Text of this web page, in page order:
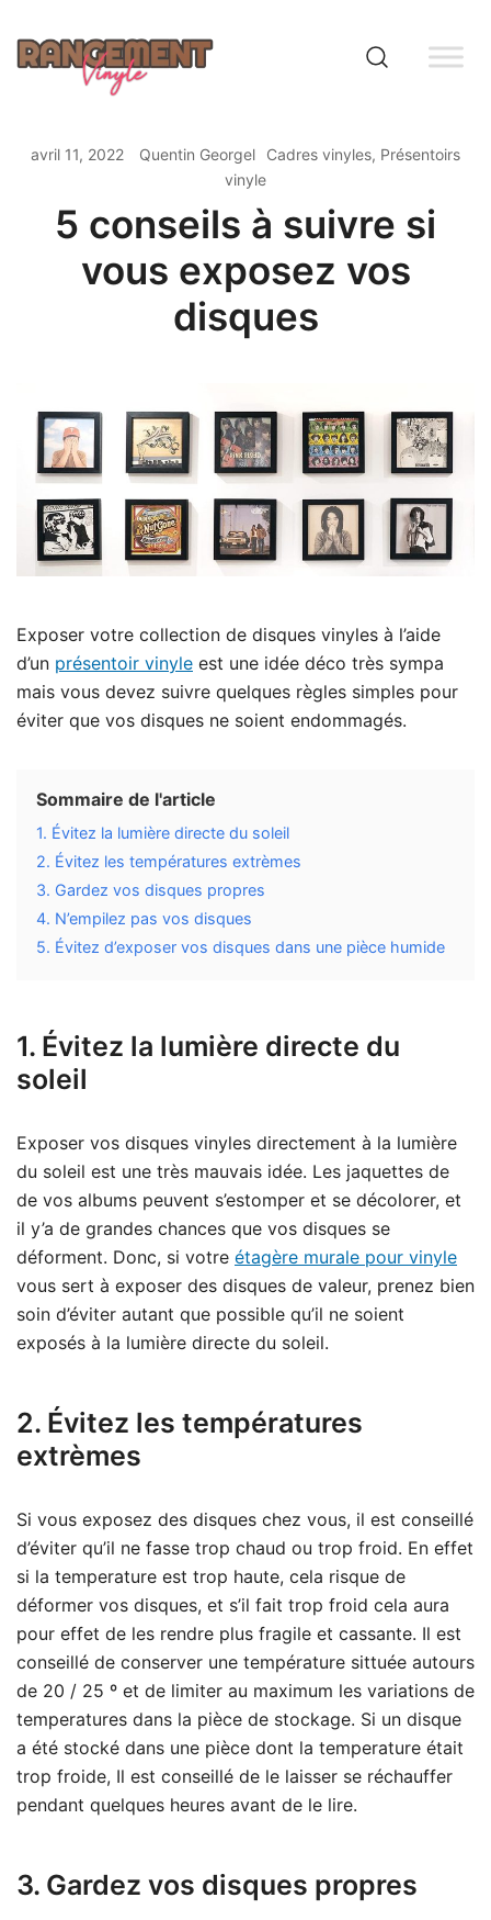
content
avril 11, 2022 Quentin Georgel Cadres vinyles, Présentoirs
vinyle
5 conseils à suivre si
vous exposez vos
disques
Exposer votre collection de disques vinyles à l’aide
d’un présentoir vinyle est une idée déco très sympa
mais vous devez suivre quelques règles simples pour
éviter que vos disques ne soient endommagés.
Sommaire de l'article
1. Évitez la lumière directe du soleil
2. Évitez les températures extrèmes
3. Gardez vos disques propres
4. N’empilez pas vos disques
5. Évitez d’exposer vos disques dans une pièce humide
1. Évitez la lumière directe du
soleil
Exposer vos disques vinyles directement à la lumière
du soleil est une très mauvais idée. Les jaquettes de
de vos albums peuvent s’estomper et se décolorer, et
il y’a de grandes chances que vos disques se
déforment. Donc, si votre étagère murale pour vinyle
vous sert à exposer des disques de valeur, prenez bien
soin d’éviter autant que possible qu’il ne soient
exposés à la lumière directe du soleil.
2. Évitez les températures
extrèmes
Si vous exposez des disques chez vous, il est conseillé
d’éviter qu’il ne fasse trop chaud ou trop froid. En effet
si la temperature est trop haute, cela risque de
déformer vos disques, et s’il fait trop froid cela aura
pour effet de les rendre plus fragile et cassante. Il est
conseillé de conserver une température sittuée autours
de 20 / 25 º et de limiter au maximum les variations de
temperatures dans la pièce de stockage. Si un disque
a été stocké dans une pièce dont la temperature était
trop froide, Il est conseillé de le laisser se réchauffer
pendant quelques heures avant de le lire.
3. Gardez vos disques propres